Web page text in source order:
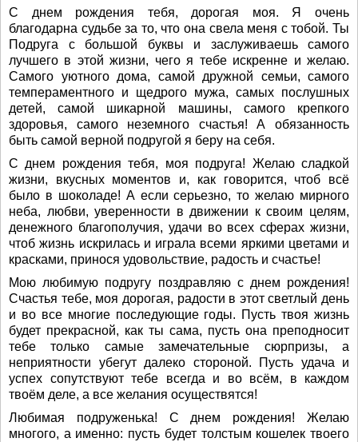
С днем рождения тебя, дорогая моя. Я очень
благодарна судьбе за то, что она свела меня с тобой. Ты
Подруга с большой буквы и заслуживаешь самого
лучшего в этой жизни, чего я тебе искренне и желаю.
Самого уютного дома, самой дружной семьи, самого
темпераментного и щедрого мужа, самых послушных
детей, самой шикарной машины, самого крепкого
здоровья, самого неземного счастья! А обязанность
быть самой верной подругой я беру на себя.
С днем рождения тебя, моя подруга! Желаю сладкой
жизни, вкусных моментов и, как говорится, чтоб всё
было в шоколаде! А если серьезно, то желаю мирного
неба, любви, уверенности в движении к своим целям,
денежного благополучия, удачи во всех сферах жизни,
чтоб жизнь искрилась и играла всеми яркими цветами и
красками, принося удовольствие, радость и счастье!
Мою любимую подругу поздравляю с днем рождения!
Счастья тебе, моя дорогая, радости в этот светлый день
и во все многие последующие годы. Пусть твоя жизнь
будет прекрасной, как ты сама, пусть она преподносит
тебе только самые замечательные сюрпризы, а
неприятности убегут далеко стороной. Пусть удача и
успех сопутствуют тебе всегда и во всём, в каждом
твоём деле, а все желания осуществятся!
Любимая подруженька! С днем рождения! Желаю
многого, а именно: пусть будет толстым кошелек твоего